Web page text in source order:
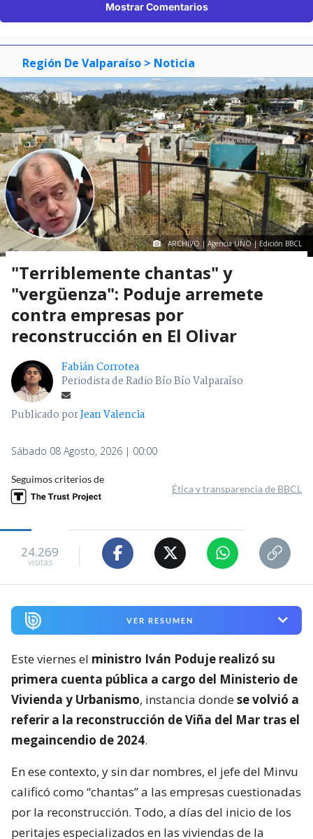
Mostrar Comentarios
Región De Valparaíso > Noticia
ARCHIVO | Agencia UNO | Edición BBCL
"Terriblemente chantas" y
"vergüenza": Poduje arremete
contra empresas por
reconstrucción en El Olivar
Fabián Corrotea
Periodista de Radio Bío Bío Valparaíso
Publicado porJean Valencia
Sábado 08 Agosto, 2026 | 00:00
Seguimos criterios de
Ética y transparencia de BBCL
24.269
visitas
VER RESUMEN
Este viernes el ministro Iván Poduje realizó su
primera cuenta pública a cargo del Ministerio de
Vivienda y Urbanismo, instancia dondese volvió a
referir a la reconstrucción de Viña del Mar tras el
megaincendio de 2024.
En ese contexto, y sin dar nombres, el jefe del Minvu
calificó como “chantas” a las empresas cuestionadas
por la reconstrucción. Todo, a días del inicio de los
peritajes especializados en las viviendas de la